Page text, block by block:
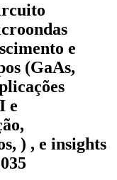
e
(GaAs,
e
) , e insights